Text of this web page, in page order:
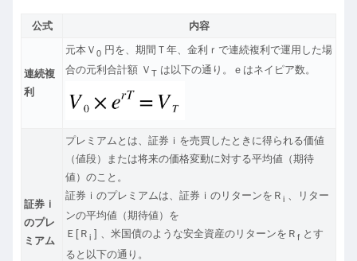
公式 内容
連続複
利
元本Ｖ 0 円を、期間Ｔ年、金利ｒで連続複利で運用した場
合の元利合計額 Ｖ T は以下の通り。ｅはネイピア数。
証券ｉ
のプレ
ミアム
プレミアムとは、証券ｉを売買したときに得られる価値
（値段）または将来の価格変動に対する平均値（期待
値）のこと。
証券ｉのプレミアムは、証券ｉのリターンをＲ i
、リター
ンの平均値（期待値）を
Ｅ[Ｒ i ] 、米国債のような安全資産のリターンをＲ f とす
ると以下の通り。